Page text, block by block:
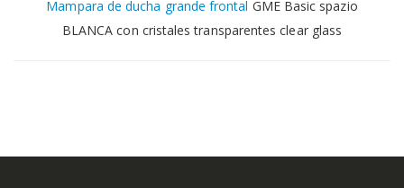
Mampara de ducha grande frontal GME Basic spazio
BLANCA con cristales transparentes clear glass